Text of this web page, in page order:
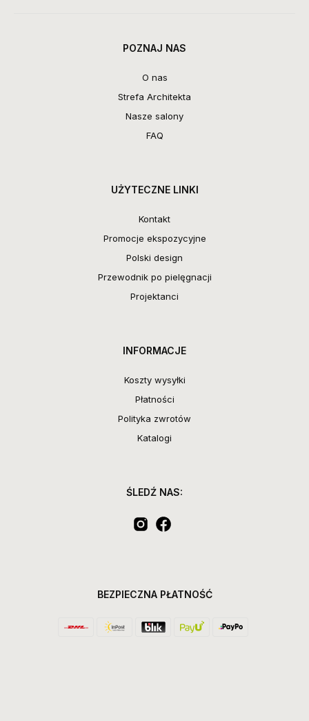
POZNAJ NAS
O nas
Strefa Architekta
Nasze salony
FAQ
UŻYTECZNE LINKI
Kontakt
Promocje ekspozycyjne
Polski design
Przewodnik po pielęgnacji
Projektanci
INFORMACJE
Koszty wysyłki
Płatności
Polityka zwrotów
Katalogi
ŚLEDŹ NAS:
BEZPIECZNA PŁATNOŚĆ